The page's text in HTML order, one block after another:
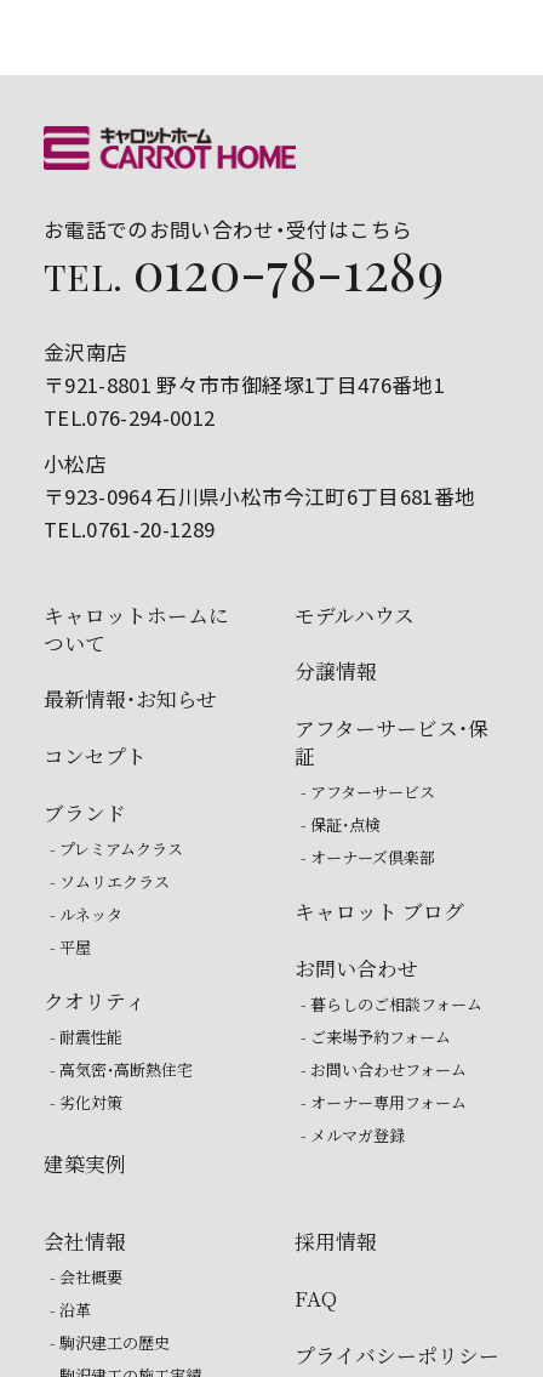
お電話でのお問い合わせ・受付はこちら
TEL. 0120-78-1289
金沢南店
〒921-8801 野々市市御経塚1丁目476番地1
TEL.076-294-0012
小松店
〒923-0964 石川県小松市今江町6丁目681番地
TEL.0761-20-1289
キャロットホームに
ついて
最新情報・お知らせ
コンセプト
ブランド
- プレミアムクラス
- ソムリエクラス
- ルネッタ
- 平屋
クオリティ
- 耐震性能
- 高気密・高断熱住宅
- 劣化対策
建築実例
モデルハウス
分譲情報
アフターサービス・保
証
- アフターサービス
- 保証・点検
- オーナーズ倶楽部
キャロット ブログ
お問い合わせ
- 暮らしのご相談フォーム
- ご来場予約フォーム
- お問い合わせフォーム
- オーナー専用フォーム
- メルマガ登録
会社情報
- 会社概要
- 沿革
- 駒沢建工の歴史
採用情報
FAQ
プライバシーポリシー